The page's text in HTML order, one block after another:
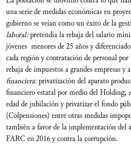
una serie de medidas económicas en
gobierno se veían como un éxito de la
laboral:pretendía la rebaja del salario
jóvenes menores de 25 años y
cada región y contratación de personal por
rebaja de impuestos a grandes empresas y
financiera: privatización del aparato
financiero estatal por medio del Holding,
edad de jubilación y privatizar el fondo
(Colpensiones) entre otras medidas
también a favor de la implementación del
FARC en 2016 y contra la corrupción.